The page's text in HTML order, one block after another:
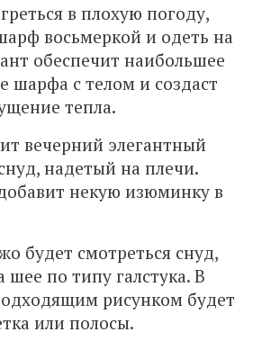
в плохую погоду,
восьмеркой и одеть на
обеспечит наибольшее
шарфа с телом и создаст
тепла.
вечерний элегантный
надетый на плечи.
некую изюминку в
будет смотреться снуд,
по типу галстука. В
рисунком будет
или полосы.